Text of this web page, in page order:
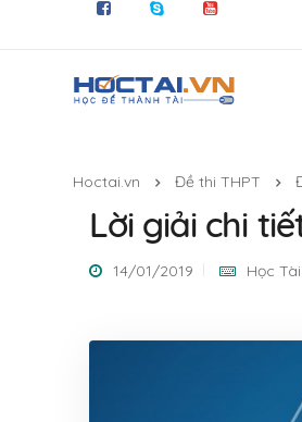
Hoctai.vn Đề thi THPT
Lời giải chi
14/01/2019 Học Tài